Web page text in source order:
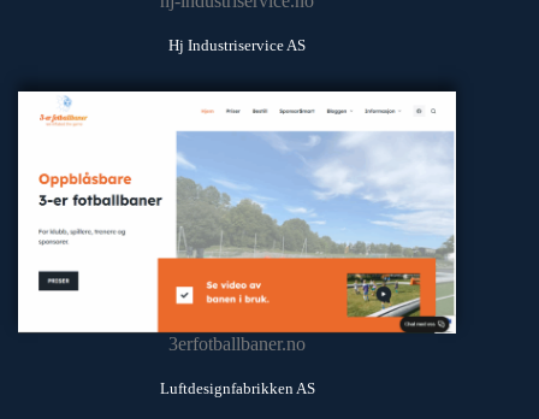
Hj Industriservice AS
3erfotballbaner.no
Luftdesignfabrikken AS